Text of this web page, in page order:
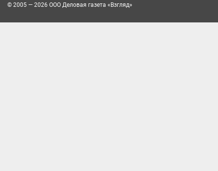
© 2005 — 2026 ООО Деловая газета «Взгляд»